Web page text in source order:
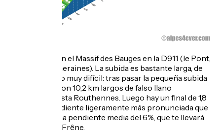
La salida está en el Massif des Bauges en la D911 (le Pont,
cerca de Lescheraines). La subida es bastante larga, de
18,4 km, pero no muy difícil: tras pasar la pequeña subida
de Châtelard, son 10,2 km largos de falso llano
ascendente hasta Routhennes. Luego hay un final de 1,8
km en una pendiente ligeramente más pronunciada que
no superará una pendiente media del 6%, que te llevará
hasta el Col du Frêne.